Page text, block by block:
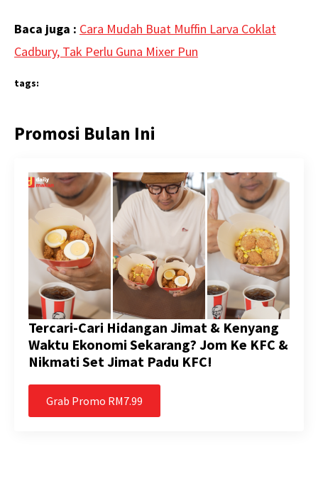
Baca juga : Cara Mudah Buat Muffin Larva Coklat
Cadbury, Tak Perlu Guna Mixer Pun
tags:
Promosi Bulan Ini
Tercari-Cari Hidangan Jimat & Kenyang
Waktu Ekonomi Sekarang? Jom Ke KFC &
Nikmati Set Jimat Padu KFC!
Grab Promo RM7.99